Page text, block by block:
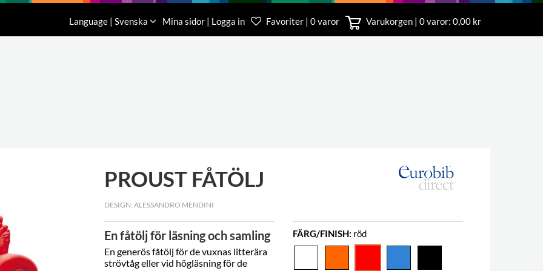
Language | Svenska Mina sidor | Logga in Favoriter | 0 varor Varukorgen | 0varor: 0,00 kr
Kundtjänst
046-31 18 00
PROUST FÅTÖLJ
DESIGN: ALESSANDRO MENDINI
En fåtölj för läsning och samling
En generös fåtölj för de vuxnas litterära
strövtåg eller vid högläsning för de
FÄRG/FINISH: röd